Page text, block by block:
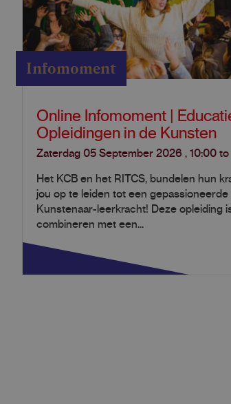
Infomoment
Online Infomoment |
Opleidingen in de Kunsten
Zaterdag 05 September 2026 , 10:00 to
Het KCB en het RITCS, bundelen hun
jou op te leiden tot een gepassioneerde
Kunstenaar-leerkracht! Deze opleiding
combineren met een...